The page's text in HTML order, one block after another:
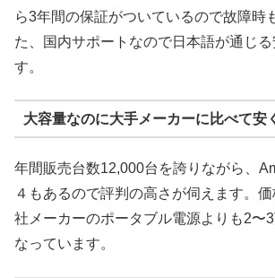
ら3年間の保証がついているので故障時
た、国内サポートなので日本語が通じる
す。
大容量なのに大手メーカーに比べて安
年間販売台数12,000台を誇りながら、
４もあるので評判の高さが伺えます。
社メーカーのポータブル電源よりも2〜
なっています。